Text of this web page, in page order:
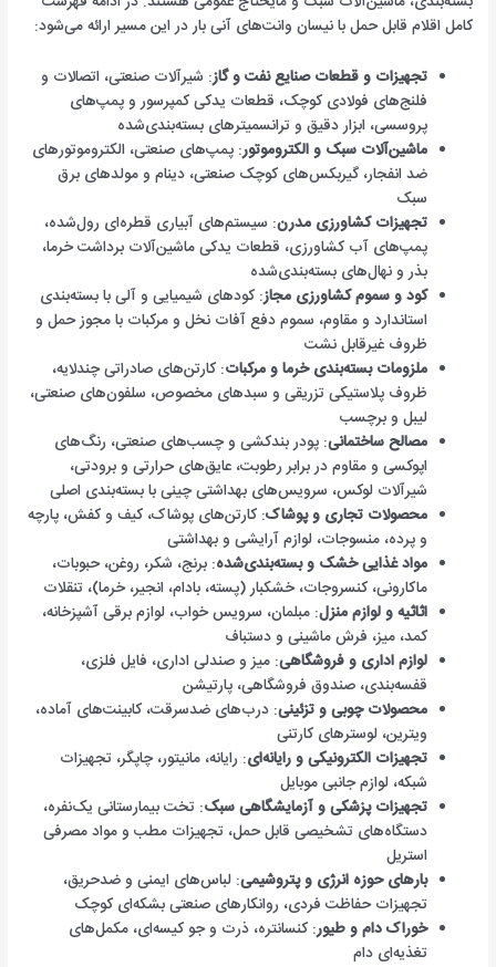
کامل اقلام قابل حمل با نیسان وانت‌های آنی بار در این مسیر ارائه می‌شود:
تجهیزات و قطعات صنایع نفت و گاز: شیرآلات صنعتی، اتصالات و
فلنج‌های فولادی کوچک، قطعات یدکی کمپرسور و پمپ‌های
پروسسی، ابزار دقیق و ترانسمیترهای بسته‌بندی‌شده
ماشین‌آلات سبک و الکتروموتور: پمپ‌های صنعتی، الکتروموتورهای
ضد انفجار، گیربکس‌های کوچک صنعتی، دینام و مولدهای برق
سبک
تجهیزات کشاورزی مدرن: سیستم‌های آبیاری قطره‌ای رول‌شده،
پمپ‌های آب کشاورزی، قطعات یدکی ماشین‌آلات برداشت خرما،
بذر و نهال‌های بسته‌بندی‌شده
کود و سموم کشاورزی مجاز: کودهای شیمیایی و آلی با بسته‌بندی
استاندارد و مقاوم، سموم دفع آفات نخل و مرکبات با مجوز حمل و
ظروف غیرقابل نشت
ملزومات بسته‌بندی خرما و مرکبات: کارتن‌های صادراتی چندلایه،
ظروف پلاستیکی تزریقی و سبدهای مخصوص، سلفون‌های صنعتی،
لیبل و برچسب
مصالح ساختمانی: پودر بندکشی و چسب‌های صنعتی، رنگ‌های
اپوکسی و مقاوم در برابر رطوبت، عایق‌های حرارتی و برودتی،
شیرآلات لوکس، سرویس‌های بهداشتی چینی با بسته‌بندی اصلی
محصولات تجاری و پوشاک: کارتن‌های پوشاک، کیف و کفش، پارچه
و پرده، منسوجات، لوازم آرایشی و بهداشتی
مواد غذایی خشک و بسته‌بندی‌شده: برنج، شکر، روغن، حبوبات،
ماکارونی، کنسروجات، خشکبار (پسته، بادام، انجیر، خرما)، تنقلات
اثاثیه و لوازم منزل: مبلمان، سرویس خواب، لوازم برقی آشپزخانه،
کمد، میز، فرش ماشینی و دستباف
لوازم اداری و فروشگاهی: میز و صندلی اداری، فایل فلزی،
قفسه‌بندی، صندوق فروشگاهی، پارتیشن
محصولات چوبی و تزئینی: درب‌های ضدسرقت، کابینت‌های آماده،
ویترین، لوسترهای کارتنی
تجهیزات الکترونیکی و رایانه‌ای: رایانه، مانیتور، چاپگر، تجهیزات
شبکه، لوازم جانبی موبایل
تجهیزات پزشکی و آزمایشگاهی سبک: تخت بیمارستانی یک‌نفره،
دستگاه‌های تشخیصی قابل حمل، تجهیزات مطب و مواد مصرفی
استریل
بارهای حوزه انرژی و پتروشیمی: لباس‌های ایمنی و ضدحریق،
تجهیزات حفاظت فردی، روانکارهای صنعتی بشکه‌ای کوچک
خوراک دام و طیور: کنسانتره، ذرت و جو کیسه‌ای، مکمل‌های
تغذیه‌ای دام